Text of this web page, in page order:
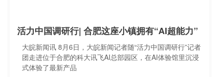
活力中国调研行| 合肥这座小镇拥有“AI超能力”
大皖新闻讯 8月6日，大皖新闻记者随“活力中国调研行”记者
团走进位于合肥的科大讯飞AI总部园区，在AI体验馆里沉浸
式体验了最新产品